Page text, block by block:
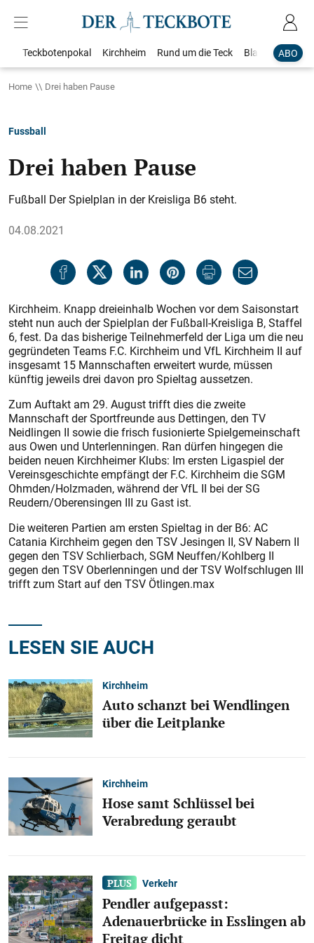
ABO
Teckbotenpokal Kirchheim Rund um die Teck Blaulicht
Home Drei haben Pause
Fussball
Drei haben Pause
Fußball Der Spielplan in der Kreisliga B6 steht.
04.08.2021
Kirchheim. Knapp dreieinhalb Wochen vor dem Saisonstart
steht nun auch der Spielplan der Fußball-Kreisliga B, Staffel
6, fest. Da das bisherige Teilnehmerfeld der Liga um die neu
gegründeten Teams F.C. Kirchheim und VfL Kirchheim II auf
insgesamt 15 Mannschaften erweitert wurde, müssen
künftig jeweils drei davon pro Spieltag aussetzen.
Zum Auftakt am 29. August trifft dies die zweite
Mannschaft der Sportfreunde aus Dettingen, den TV
Neidlingen II sowie die frisch fusionierte Spielgemeinschaft
aus Owen und Unterlenningen. Ran dürfen hingegen die
beiden neuen Kirchheimer Klubs: Im ersten Ligaspiel der
Vereinsgeschichte empfängt der F.C. Kirchheim die SGM
Ohmden/Holzmaden, während der VfL II bei der SG
Reudern/Oberensingen III zu Gast ist.
Die weiteren Partien am ersten Spieltag in der B6: AC
Catania Kirchheim gegen den TSV Jesingen II, SV Nabern II
gegen den TSV Schlierbach, SGM Neuffen/Kohlberg II
gegen den TSV Oberlenningen und der TSV Wolfschlugen III
trifft zum Start auf den TSV Ötlingen.max
LESEN SIE AUCH
Kirchheim
Auto schanzt bei Wendlingen
über die Leitplanke
Kirchheim
Hose samt Schlüssel bei
Verabredung geraubt
Verkehr
Pendler aufgepasst:
Adenauerbrücke in Esslingen ab
Freitag dicht